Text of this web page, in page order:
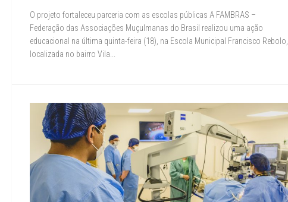
O projeto fortaleceu parceria com as escolas públicas A FAMBRAS –
Federação das Associações Muçulmanas do Brasil realizou uma ação
educacional na última quinta-feira (18), na Escola Municipal Francisco Rebolo,
localizada no bairro Vila...